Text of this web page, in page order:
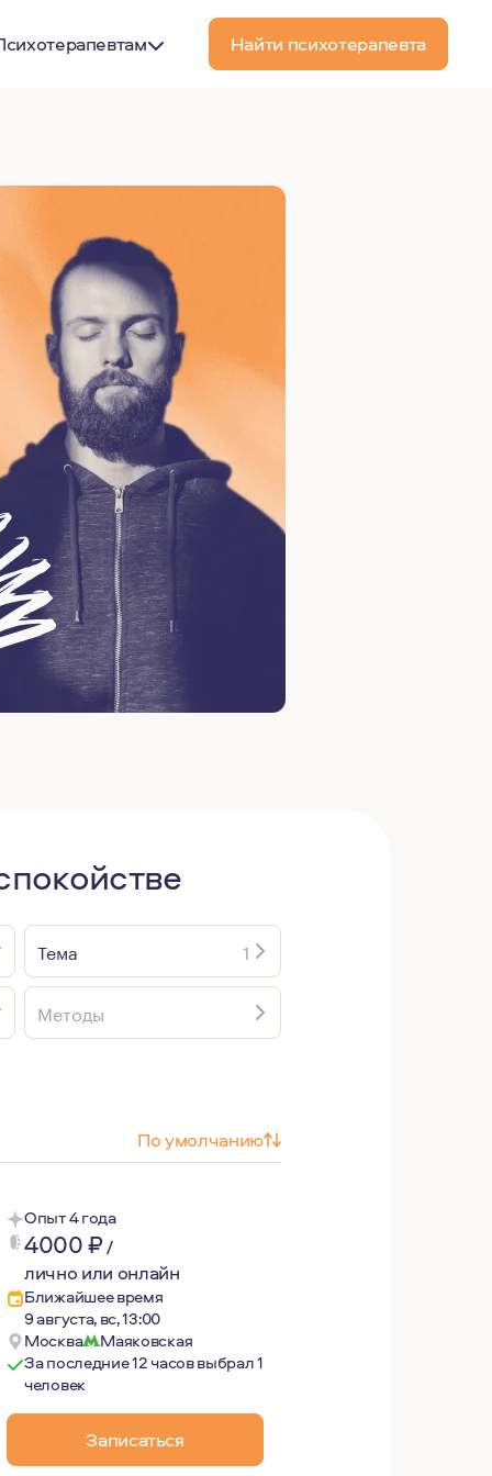
Найти психотерапевта
Тема 1
Методы
По умолчанию
Опыт 4 года
4000₽/
лично или онлайн
Ближайшее время
9 августа, вс, 13:00
Москва
Маяковская
За последние 12 часов выбрал 1
человек
Записаться
много красоты в обычной жизни: в близких